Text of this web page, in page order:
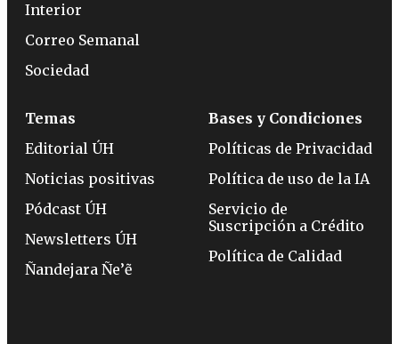
Interior
Correo Semanal
Sociedad
Temas
Editorial ÚH
Noticias positivas
Pódcast ÚH
Newsletters ÚH
Ñandejara Ñe’ẽ
Bases y Condiciones
Políticas de Privacidad
Política de uso de la IA
Servicio de
Suscripción a Crédito
Política de Calidad